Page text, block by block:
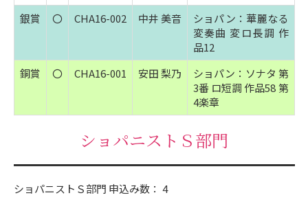
銀賞 〇 CHA16-002 中井 美音
ショパン：華麗なる
変奏曲 変ロ長調 作
品12
銅賞
〇 CHA16-001 安田 梨乃
ショパン：ソナタ 第
3番 ロ短調 作品58 第
4楽章
ショパニストＳ部門
ショパニストＳ部門 申込み数： 4